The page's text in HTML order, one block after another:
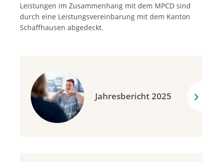
Leistungen im Zusammenhang mit dem MPCD sind
durch eine Leistungsvereinbarung mit dem Kanton
Schaffhausen abgedeckt.
Jahresbericht 2025